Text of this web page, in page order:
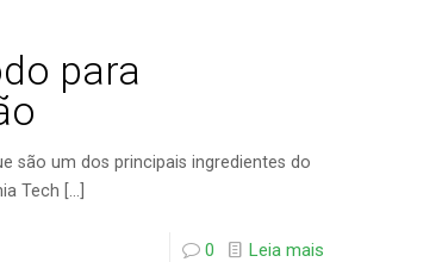
para
são um dos principais ingredientes do
Tech […]
0 Leia mais